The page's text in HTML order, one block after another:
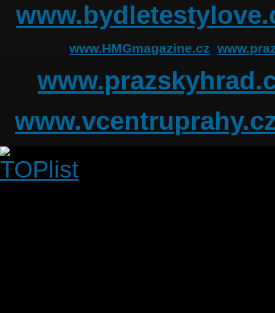
www.HMGmagazine.cz